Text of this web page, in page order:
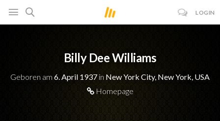
LOGIN
Billy Dee Williams
Geboren am 6. April 1937 in New York City, New York, USA
Homepage